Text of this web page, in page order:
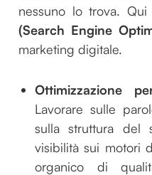
nessuno lo trova.
(Search Engine
marketing digitale.
Ottimizzazione
Lavorare sulle
sulla struttura del
visibilità sui motori
organico di